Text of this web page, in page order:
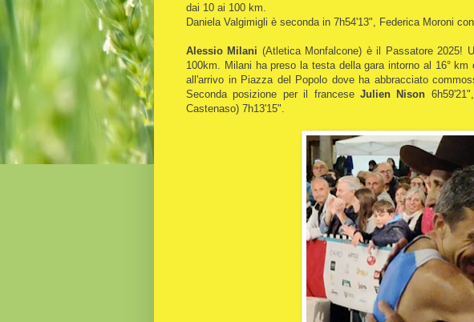
dai 10 ai 100 km.
Daniela Valgimigli è seconda in 7h54'13", Federica Moroni
Alessio Milani (Atletica Monfalcone) è il Passatore 2025!
100km. Milani ha preso la testa della gara intorno al 16°
all'arrivo in Piazza del Popolo dove ha abbracciato
Seconda posizione per il francese Julien Nison
Castenaso) 7h13'15".